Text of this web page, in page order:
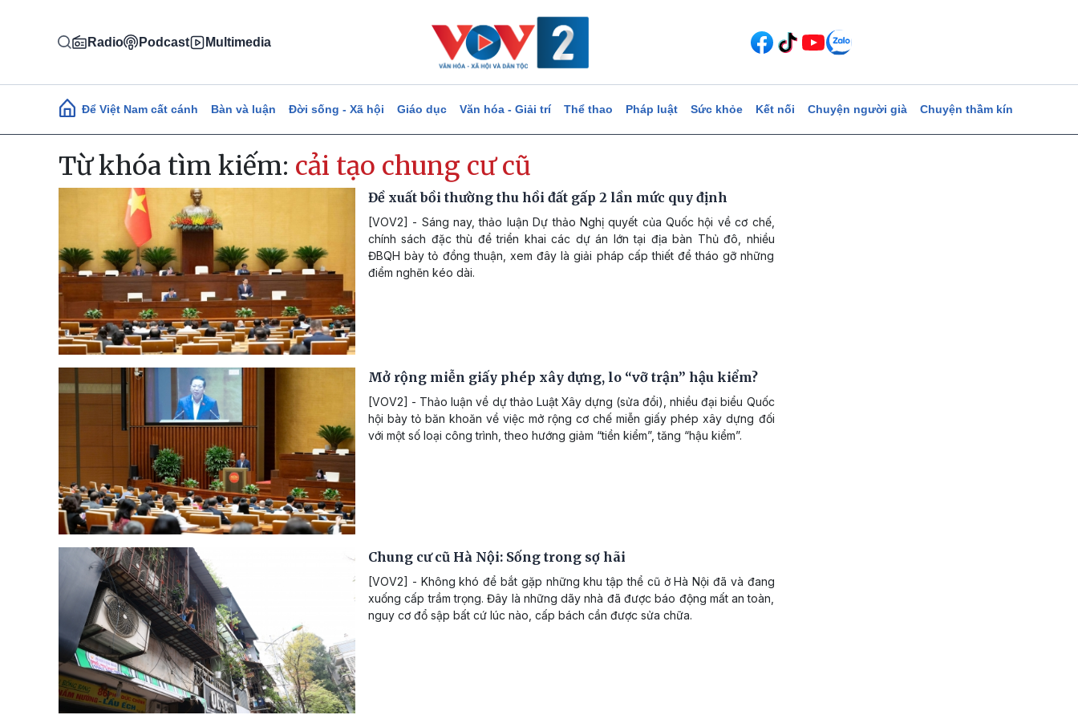
Radio Podcast Multimedia
Main navigation
Để Việt Nam cất cánh Bàn và luận Đời sống - Xã hội Giáo dục Văn hóa - Giải trí Thể thao Pháp luật Sức khỏe Kết nối Chuyện người già Chuyện thầm kín
Từ khóa tìm kiếm: cải tạo chung cư cũ
Đề xuất bồi thường thu hồi đất gấp 2 lần mức quy định
[VOV2] - Sáng nay, thảo luận Dự thảo Nghị quyết của Quốc hội về cơ chế,
chính sách đặc thù để triển khai các dự án lớn tại địa bàn Thủ đô, nhiều
ĐBQH bày tỏ đồng thuận, xem đây là giải pháp cấp thiết để tháo gỡ những
điểm nghẽn kéo dài.
Mở rộng miễn giấy phép xây dựng, lo “vỡ trận” hậu kiểm?
[VOV2] - Thảo luận về dự thảo Luật Xây dựng (sửa đổi), nhiều đại biểu Quốc
hội bày tỏ băn khoăn về việc mở rộng cơ chế miễn giấy phép xây dựng đối
với một số loại công trình, theo hướng giảm “tiền kiểm”, tăng “hậu kiểm”.
Chung cư cũ Hà Nội: Sống trong sợ hãi
[VOV2] - Không khó để bắt gặp những khu tập thể cũ ở Hà Nội đã và đang
xuống cấp trầm trọng. Đây là những dãy nhà đã được báo động mất an toàn,
nguy cơ đổ sập bất cứ lúc nào, cấp bách cần được sửa chữa.